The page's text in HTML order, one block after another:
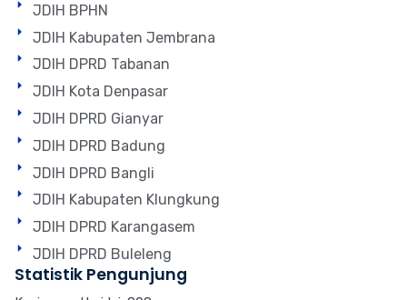
JDIH BPHN
JDIH Kabupaten Jembrana
JDIH DPRD Tabanan
JDIH Kota Denpasar
JDIH DPRD Gianyar
JDIH DPRD Badung
JDIH DPRD Bangli
JDIH Kabupaten Klungkung
JDIH DPRD Karangasem
JDIH DPRD Buleleng
Statistik Pengunjung